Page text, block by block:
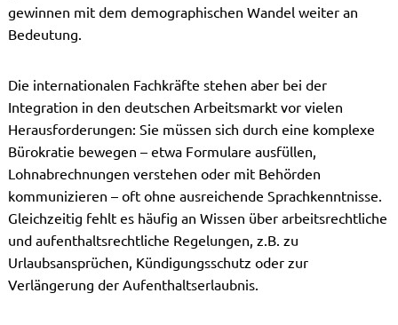
gewinnen mit dem demographischen Wandel weiter an
Bedeutung.
Die internationalen Fachkräfte stehen aber bei der
Integration in den deutschen Arbeitsmarkt vor vielen
Herausforderungen: Sie müssen sich durch eine komplexe
Bürokratie bewegen – etwa Formulare ausfüllen,
Lohnabrechnungen verstehen oder mit Behörden
kommunizieren – oft ohne ausreichende Sprachkenntnisse.
Gleichzeitig fehlt es häufig an Wissen über arbeitsrechtliche
und aufenthaltsrechtliche Regelungen, z.B. zu
Urlaubsansprüchen, Kündigungsschutz oder zur
Verlängerung der Aufenthaltserlaubnis.